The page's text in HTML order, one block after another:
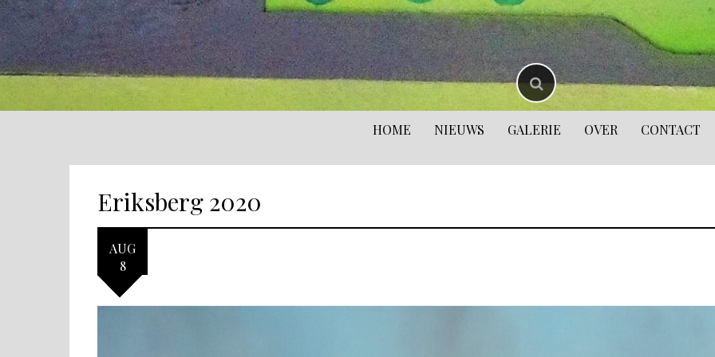
HOME NIEUWS GALERIE OVER CONTACT
Eriksberg 2020
AUG
8